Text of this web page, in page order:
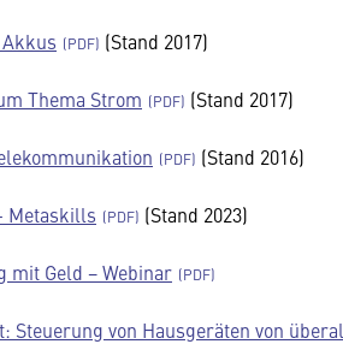
(Stand 2017)
Thema Strom (Stand 2017)
(Stand 2016)
Metas­kills (Stand 2023)
mit Geld − Webinar
Steuerung von Hausgeräten von